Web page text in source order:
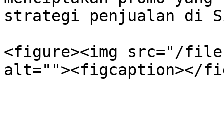
strategi penjualan di
<figure><img src="/files/